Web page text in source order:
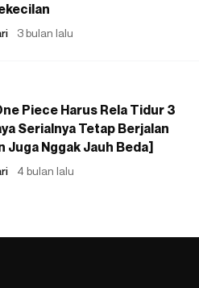
3 bulan lalu
Piece Harus Rela Tidur 3
Serialnya Tetap Berjalan
Juga Nggak Jauh Beda]
4 bulan lalu